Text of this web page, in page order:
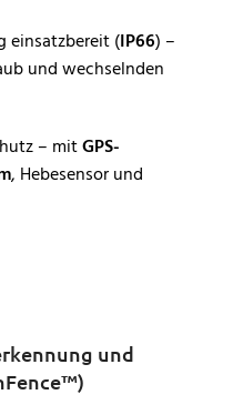
einsatzbereit (IP66) –
und wechselnden
– mitGPS-
, Hebesensor und
und